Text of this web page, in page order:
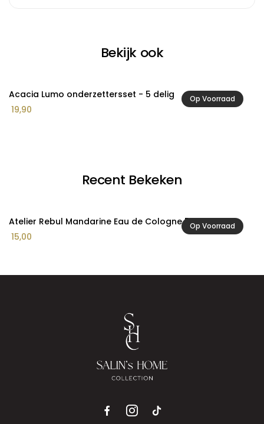
Bekijk ook
Op Voorraad
Acacia Lumo onderzettersset - 5 delig
19,90
Recent Bekeken
Op Voorraad
Atelier Rebul Mandarine Eau de Cologne 50ml
15,00